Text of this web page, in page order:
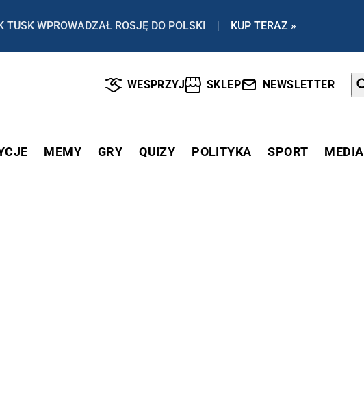
TUSK WPROWADZAŁ ROSJĘ DO POLSKI | KUP TERAZ »
WESPRZYJ SKLEP NEWSLETTER
MEMY GRY QUIZY POLITYKA SPORT MEDIA